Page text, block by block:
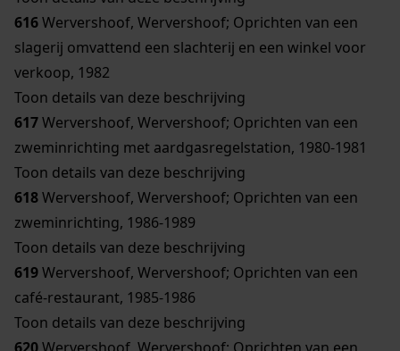
616Wervershoof, Wervershoof; Oprichten van een
slagerij omvattend een slachterij en een winkel voor
verkoop, 1982
Toon details van deze beschrijving
617Wervershoof, Wervershoof; Oprichten van een
zweminrichting met aardgasregelstation, 1980-1981
Toon details van deze beschrijving
618Wervershoof, Wervershoof; Oprichten van een
zweminrichting, 1986-1989
Toon details van deze beschrijving
619Wervershoof, Wervershoof; Oprichten van een
café-restaurant, 1985-1986
Toon details van deze beschrijving